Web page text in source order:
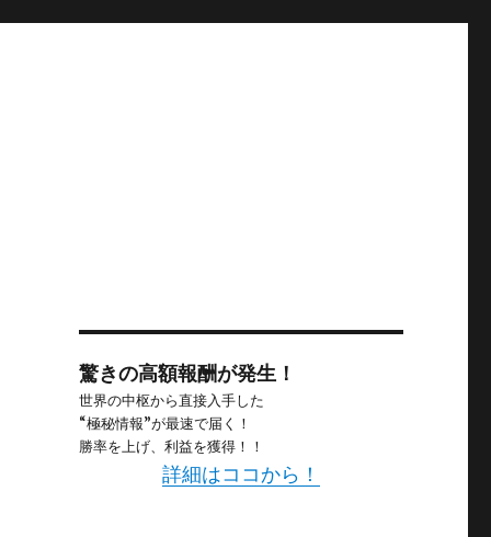
驚きの高額報酬が発生！
世界の中枢から直接入手した
“極秘情報”が最速で届く！
勝率を上げ、利益を獲得！！
詳細はココから！